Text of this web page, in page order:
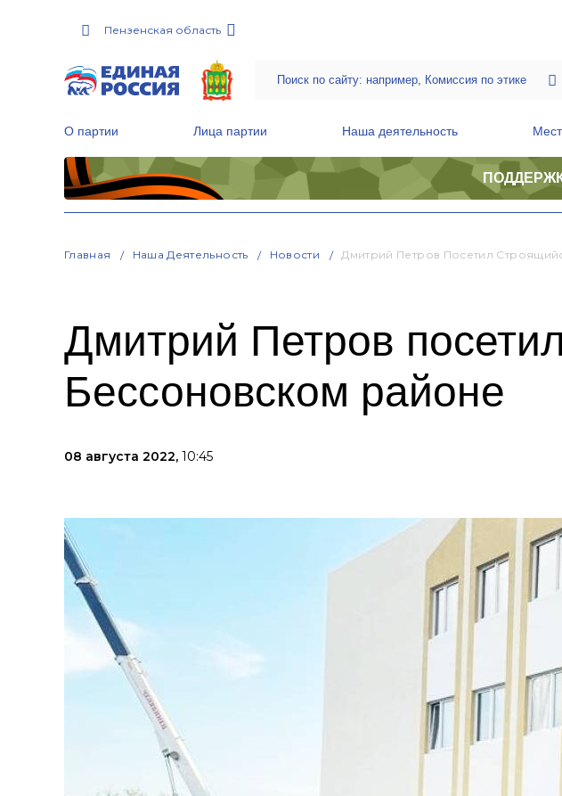
Пензенская область
О партии Лица партии Наша деятельность
Главная Наша Деятельность Новости Дмитрий Петров Посетил
Дмитрий Петров
Бессоновском районе
08 августа 2022, 10:45